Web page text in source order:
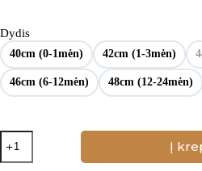
Dydis
40cm (0-1mėn) 42cm (1-3mėn)
46cm (6-12mėn) 48cm (12-24mėn)
produkto
kiekis:
Chaki
Į